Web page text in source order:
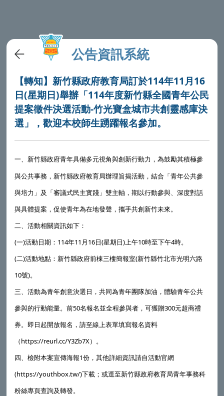
公告資訊系統
【轉知】新竹縣政府教育局訂於114年11月16
日(星期日)舉辦「114年度新竹縣全國青年公民
提案徵件決選活動-竹光寶盒城市共創靈感庫決
選」，歡迎本校師生踴躍報名參加。
一、 新竹縣政府青年具備多元視角與創新行動力，為鼓勵其積極參
與公共事務， 新竹縣政府教育局辦理旨揭活動，結合「青年公共參
與培力」及「審議式民主實踐」雙主軸，期以行動參與、深度對話
與具體提案，促使青年為在地發聲，攜手共創新竹未來。
二、活動相關資訊如下：
(一)活動日期：114年11月16日(星期日)上午10時至下午4時。
(二)活動地點：新竹縣政府前棟三樓簡報室(新竹縣竹北市光明六路
10號)。
三、活動為青年創意決選日，共同為青年團隊加油，體驗青年公共
參與的行動能量。前50名報名並全程參與者，可獲贈300元超商禮
券。即日起開放報名，請至線上表單填寫報名資料
（https://reurl.cc/Y3Zb7X）。
四、檢附本案宣傳海報1份，其他詳細資訊請自活動官網
(https://youthbox.tw/)下載；或逕至新竹縣政府教育局青年事務科
粉絲專頁查詢及轉發。